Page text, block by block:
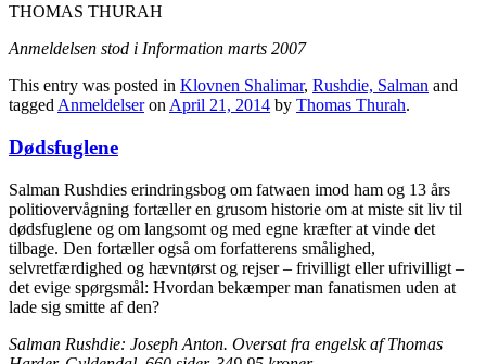
THOMAS THURAH
Anmeldelsen stod i Information marts 2007
This entry was posted in Klovnen Shalimar, Rushdie, Salman and
tagged Anmeldelseron April 21, 2014 by Thomas Thurah.
Dødsfuglene
Salman Rushdies erindringsbog om fatwaen imod ham og 13 års
politiovervågning fortæller en grusom historie om at miste sit liv til
dødsfuglene og om langsomt og med egne kræfter at vinde det
tilbage. Den fortæller også om forfatterens smålighed,
selvretfærdighed og hævntørst og rejser – frivilligt eller ufrivilligt –
det evige spørgsmål: Hvordan bekæmper man fanatismen uden at
lade sig smitte af den?
Salman Rushdie: Joseph Anton. Oversat fra engelsk af Thomas